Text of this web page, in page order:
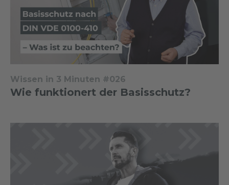
Wissen in 3 Minuten #026
Wie funktionert der Basisschutz?